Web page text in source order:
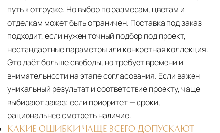
путь к отгрузке. Но выбор по размерам, цветам и
отделкам может быть ограничен. Поставка под заказ
подходит, если нужен точный подбор под проект,
нестандартные параметры или конкретная коллекция.
Это даёт больше свободы, но требует времени и
внимательности на этапе согласования. Если важен
уникальный результат и соответствие проекту, чаще
выбирают заказ; если приоритет — сроки,
рациональнее смотреть наличие.
КАКИЕ ОШИБКИ ЧАЩЕ ВСЕГО ДОПУСКАЮТ